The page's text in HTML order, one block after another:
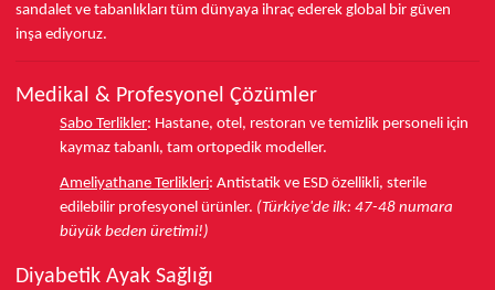
sandalet ve tabanlıkları tüm dünyaya ihraç ederek global bir güven
inşa ediyoruz.
Medikal & Profesyonel Çözümler
Sabo Terlikler: Hastane, otel, restoran ve temizlik personeli için
kaymaz tabanlı, tam ortopedik modeller.
Ameliyathane Terlikleri: Antistatik ve ESD özellikli, sterile
edilebilir profesyonel ürünler. (Türkiye'de ilk: 47-48 numara
büyük beden üretimi!)
Diyabetik Ayak Sağlığı